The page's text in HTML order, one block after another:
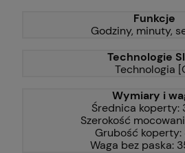
Funkcje
Godziny, minuty,
Technologie
Technologia
Wymiary i
Średnica koperty:
Szerokość
Grubość koperty:
Waga bez paska: